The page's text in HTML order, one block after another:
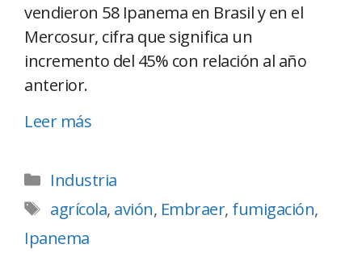
vendieron 58 Ipanema en Brasil y en el
Mercosur, cifra que significa un
incremento del 45% con relación al año
anterior.
Leer más
Industria
agrícola, avión, Embraer, fumigación,
Ipanema